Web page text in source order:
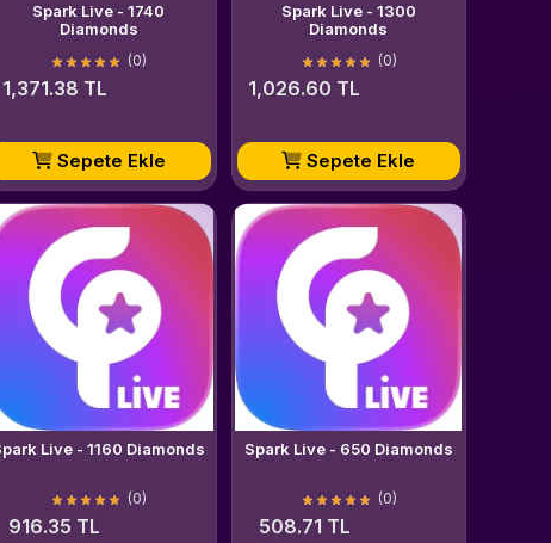
Spark Live - 1740
Diamonds
(0)
1,371.38 TL
Sepete Ekle
Spark Live - 1300
Diamonds
(0)
1,026.60 TL
Sepete Ekle
Spark Live - 1160 Diamonds
(0)
916.35 TL
Spark Live - 650 Diamonds
(0)
508.71 TL